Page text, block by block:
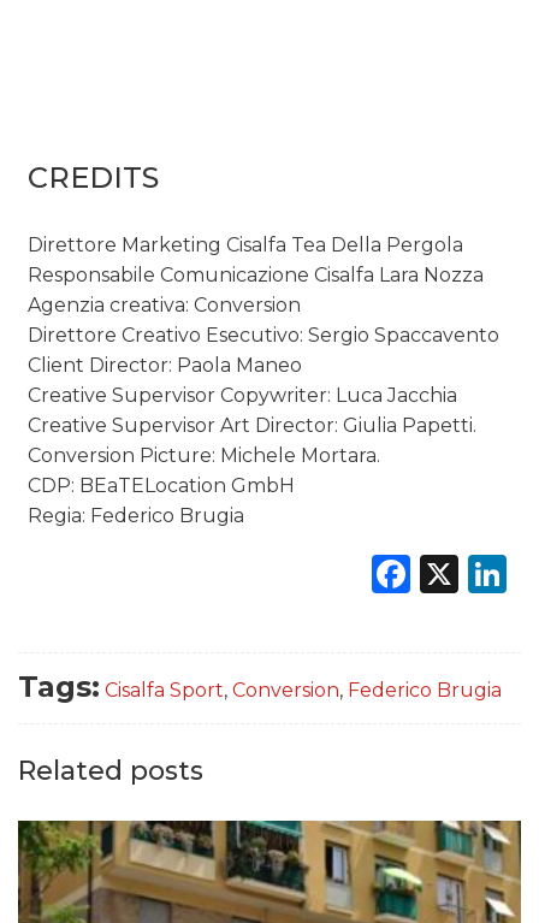
CREDITS
Direttore Marketing Cisalfa Tea Della Pergola
Responsabile Comunicazione Cisalfa Lara Nozza
Agenzia creativa: Conversion
Direttore Creativo Esecutivo: Sergio Spaccavento
Client Director: Paola Maneo
Creative Supervisor Copywriter: Luca Jacchia
Creative Supervisor Art Director: Giulia Papetti.
Conversion Picture: Michele Mortara.
CDP: BEaTELocation GmbH
Regia: Federico Brugia
X
Tags: Cisalfa Sport, Conversion, Federico Brugia
Related posts